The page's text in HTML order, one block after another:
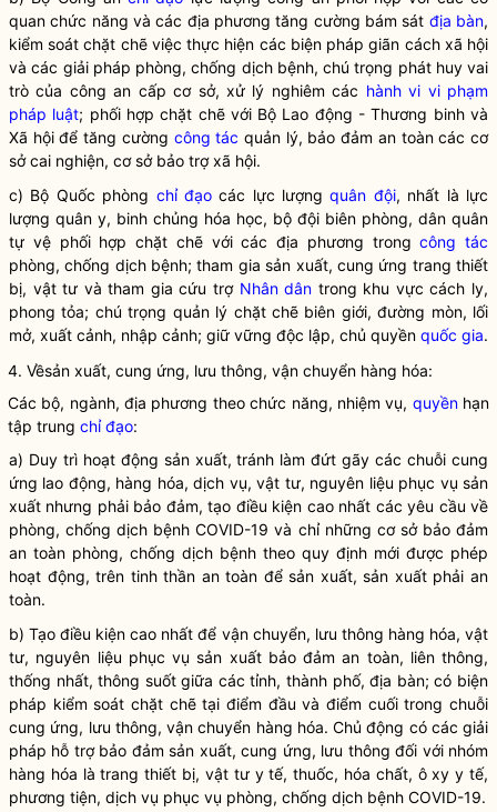
quan chức năng và các địa phương tăng cường bám sát địa bàn,
kiểm soát chặt chẽ việc thực hiện các biện pháp giãn cách xã hội
và các giải pháp phòng, chống dịch bệnh, chú trọng phát huy vai
trò của công an cấp cơ sở, xử lý nghiêm các hành vi vi phạm
pháp luật; phối hợp chặt chẽ với Bộ Lao động - Thương binh và
Xã hội để tăng cường công tác quản lý, bảo đảm an toàn các cơ
sở cai nghiện, cơ sở bảo trợ xã hội.
c) Bộ Quốc phòng chỉ đạocác lực lượngquân đội, nhất là lực
lượng quân y, binh chủng hóa học, bộ đội biên phòng, dân quân
tự vệ phối hợp chặt chẽ với các địa phương trongcông tác
phòng, chống dịch bệnh; tham gia sản xuất, cung ứng trang thiết
bị, vật tư và tham gia cứu trợ Nhân dân trong khu vực cách ly,
phong tỏa; chú trọng quản lý chặt chẽ biên giới, đường mòn, lối
mở, xuất cảnh, nhập cảnh; giữ vững độc lập, chủ quyền quốc gia.
4. Vềsản xuất, cung ứng, lưu thông, vận chuyển hàng hóa:
Các bộ, ngành, địa phương theo chức năng, nhiệm vụ, quyềnhạn
tập trung chỉ đạo:
a) Duy trì hoạt động sản xuất, tránh làm đứt gãy các chuỗi cung
ứng lao động, hàng hóa, dịch vụ, vật tư, nguyên liệu phục vụ sản
xuất nhưng phải bảo đảm, tạo điều kiện cao nhất các yêu cầu về
phòng, chống dịch bệnh COVID-19 và chỉ những cơ sở bảo đảm
an toàn phòng, chống dịch bệnh theo quy định mới được phép
hoạt động, trên tinh thần an toàn để sản xuất, sản xuất phải an
toàn.
b) Tạo điều kiện cao nhất để vận chuyển, lưu thông hàng hóa, vật
tư, nguyên liệu phục vụ sản xuất bảo đảm an toàn, liên thông,
thống nhất, thông suốt giữa các tỉnh, thành phố,địa bàn; có biện
pháp kiểm soát chặt chẽ tại điểm đầu và điểm cuối trong chuỗi
cung ứng, lưu thông, vận chuyển hàng hóa. Chủ động có các giải
pháp hỗ trợ bảo đảm sản xuất, cung ứng, lưu thông đối với nhóm
hàng hóa là trang thiết bị, vật tư y tế, thuốc, hóa chất, ô xy y tế,
phương tiện, dịch vụ phục vụ phòng, chống dịch bệnh COVID-19.